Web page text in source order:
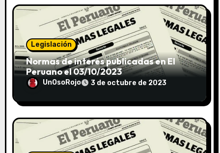
Legislación
Normas de interés publicadas en El
Peruano el 03/10/2023
UnOsoRojo 3 de octubre de 2023